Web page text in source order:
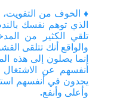
♦ الخوف من
الذي توهم نفسك
تلقي الكثير من
والواقع أنك تتلقى
إنما يصلون إلى هذه
أنفسهم عن الاشتغال
يجدون في أنفسهم
وأعلى وأنفع.